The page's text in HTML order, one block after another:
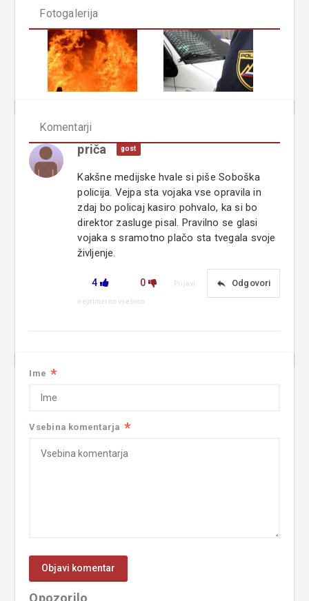
Fotogalerija
Komentarji
priča gost
Kakšne medijske hvale si piše Soboška
policija. Vejpa sta vojaka vse opravila in
zdaj bo policaj kasiro pohvalo, ka si bo
direktor zasluge pisal. Pravilno se glasi
vojaka s sramotno plačo sta tvegala svoje
življenje.
4 0 reply Odgovori
Prijavi
neprimerno vsebino
Ime *
Vsebina komentarja *
Opozorilo